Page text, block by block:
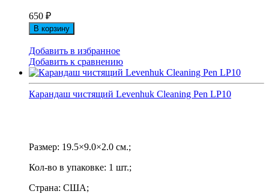
650 ₽
В корзину
Добавить в избранное
Добавить к сравнению
Карандаш чистящий Levenhuk Cleaning Pen LP10
Размер: 19.5×9.0×2.0 см.;
Кол-во в упаковке: 1 шт.;
Страна: США;